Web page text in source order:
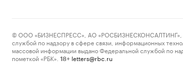
© ООО «БИЗНЕСПРЕСС», АО «РОСБИЗНЕСКОНСАЛТИНГ»,
службой по надзору в сфере связи, информационных
массовой информации выдано Федеральной службой по
пометкой «РБК».
18+ letters@rbc.ru